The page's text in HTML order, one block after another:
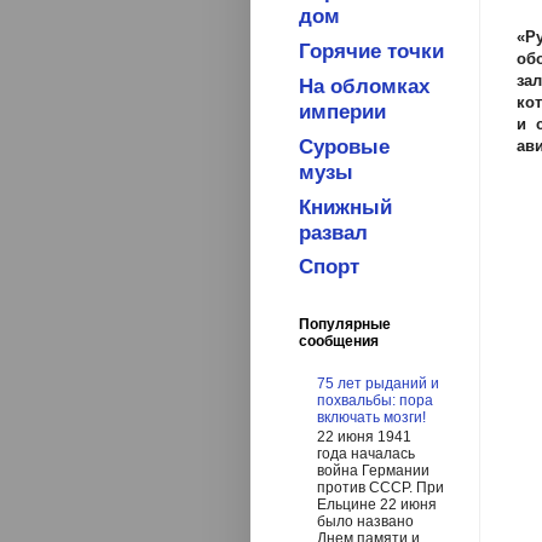
и
дом
Горячие точки
На обломках
империи
Суровые
музы
Книжный
развал
Спорт
Популярные
сообщения
75 лет рыданий и
похвальбы: пора
включать мозги!
22 июня 1941
года началась
война Германии
против СССР. При
Ельцине 22 июня
было названо
Днем памяти и